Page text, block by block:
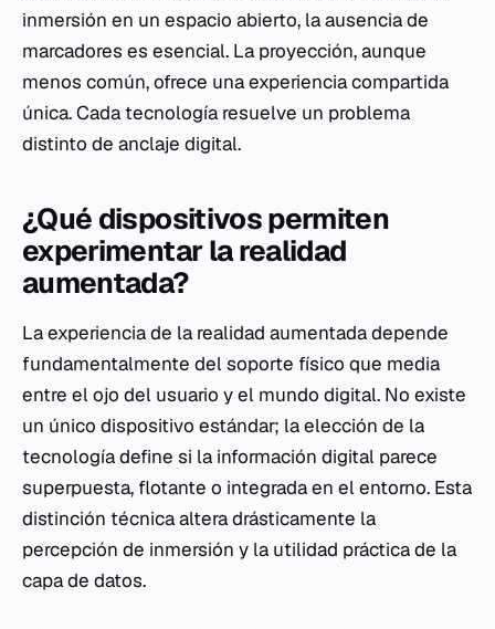
inmersión en un espacio abierto, la ausencia de
marcadores es esencial. La proyección, aunque
menos común, ofrece una experiencia compartida
única. Cada tecnología resuelve un problema
distinto de anclaje digital.
¿Qué dispositivos permiten
experimentar la realidad
aumentada?
La experiencia de la realidad aumentada depende
fundamentalmente del soporte físico que media
entre el ojo del usuario y el mundo digital. No existe
un único dispositivo estándar; la elección de la
tecnología define si la información digital parece
superpuesta, flotante o integrada en el entorno. Esta
distinción técnica altera drásticamente la
percepción de inmersión y la utilidad práctica de la
capa de datos.